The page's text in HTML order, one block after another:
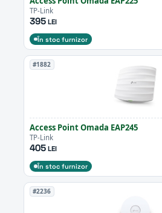
TP-Link
395LEI
În stoc furnizor
#1882
Access Point Omada EAP245
TP-Link
405LEI
În stoc furnizor
#2236